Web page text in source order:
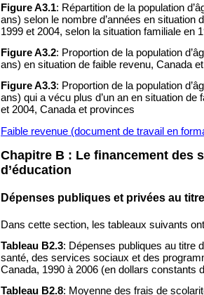
Figure A3.1: Répartition de la population
ans) selon le nombre d’années en situation
1999 et 2004, selon la situation familiale en
Figure A3.2: Proportion de la population
ans) en situation de faible revenu, Canada
Figure A3.3: Proportion de la population
ans) qui a vécu plus d’un an en situation de
et 2004, Canada et provinces
Faible revenue (document de travail en
Chapitre B : Le financement des
d’éducation
Dépenses publiques et privées au
Dans cette section, les tableaux suivants
Tableau B2.3: Dépenses publiques au titre
santé, des services sociaux et des
Canada, 1990 à 2006 (en dollars constants
Tableau B2.8: Moyenne des frais de